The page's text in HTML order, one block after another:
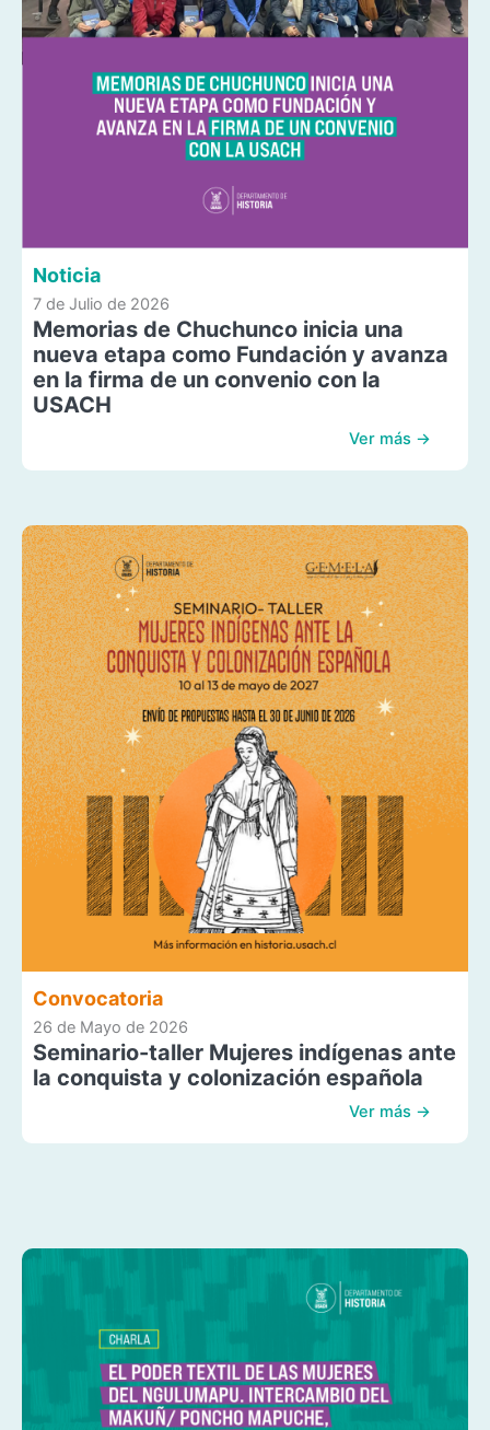
Noticia
7 de Julio de 2026
Memorias de Chuchunco inicia una
nueva etapa como Fundación y avanza
en la firma de un convenio con la
USACH
Ver más →
Convocatoria
26 de Mayo de 2026
Seminario-taller Mujeres indígenas ante
la conquista y colonización española
Ver más →